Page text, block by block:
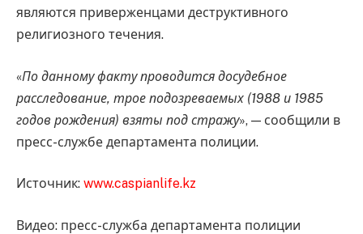
являются приверженцами деструктивного
религиозного течения.
«По данному факту проводится досудебное
расследование, трое подозреваемых (1988 и 1985
годов рождения) взяты под стражу», — сообщили в
пресс-службе департамента полиции.
Источник: www.caspianlife.kz
Видео: пресс-служба департамента полиции